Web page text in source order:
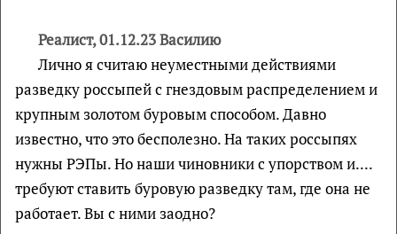
Реалист, 01.12.23 Василию
Лично я считаю неуместными действиями
разведку россыпей с гнездовым распределением и
крупным золотом буровым способом. Давно
известно, что это бесполезно. На таких россыпях
нужны РЭПы. Но наши чиновники с упорством и....
требуют ставить буровую разведку там, где она не
работает. Вы с ними заодно?